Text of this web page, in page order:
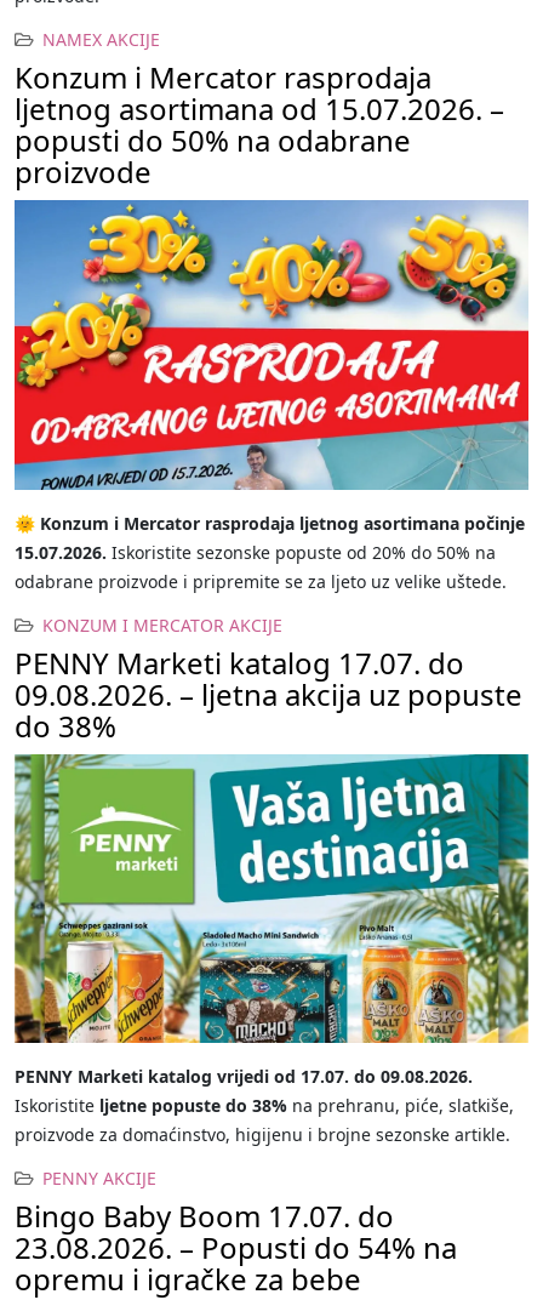
NAMEX AKCIJE
Konzum i Mercator rasprodaja
ljetnog asortimana od 15.07.2026. –
popusti do 50% na odabrane
proizvode
🌞 Konzum i Mercator rasprodaja ljetnog asortimana počinje
15.07.2026. Iskoristite sezonske popuste od 20% do 50% na
odabrane proizvode i pripremite se za ljeto uz velike uštede.
KONZUM I MERCATOR AKCIJE
PENNY Marketi katalog 17.07. do
09.08.2026. – ljetna akcija uz popuste
do 38%
PENNY Marketi katalog vrijedi od 17.07. do 09.08.2026.
Iskoristite ljetne popuste do 38% na prehranu, piće, slatkiše,
proizvode za domaćinstvo, higijenu i brojne sezonske artikle.
PENNY AKCIJE
Bingo Baby Boom 17.07. do
23.08.2026. – Popusti do 54% na
opremu i igračke za bebe